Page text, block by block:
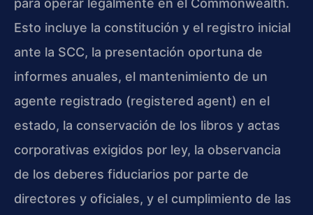
para operar legalmente en el Commonwealth.
Esto incluye la constitución y el registro inicial
ante la SCC, la presentación oportuna de
informes anuales, el mantenimiento de un
agente registrado (registered agent) en el
estado, la conservación de los libros y actas
corporativas exigidos por ley, la observancia
de los deberes fiduciarios por parte de
directores y oficiales, y el cumplimiento de las